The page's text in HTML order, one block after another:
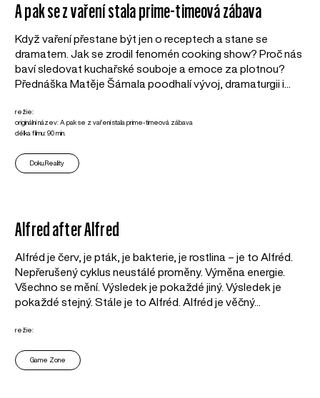
A pak se z vaření stala prime-timeová zábava
Když vaření přestane být jen o receptech a stane se
dramatem. Jak se zrodil fenomén cooking show? Proč nás
baví sledovat kuchařské souboje a emoce za plotnou?
Přednáška Matěje Šámala poodhalí vývoj, dramaturgii i...
režie:
originální název: A pak se z vaření stala prime-timeová zábava
délka filmu: 90 min.
Doku.Reality
Alfred after Alfred
Alfréd je červ, je pták, je bakterie, je rostlina – je to Alfréd.
Nepřerušený cyklus neustálé proměny. Výměna energie.
Všechno se mění. Výsledek je pokaždé jiný. Výsledek je
pokaždé stejný. Stále je to Alfréd. Alfréd je věčný...
režie:
Game Zone